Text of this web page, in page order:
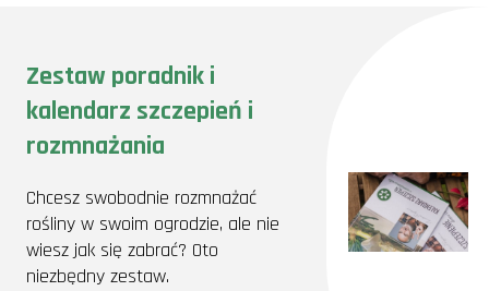
Zestaw poradnik i
kalendarz szczepień i
rozmnażania
Chcesz swobodnie rozmnażać
rośliny w swoim ogrodzie, ale nie
wiesz jak się zabrać? Oto
niezbędny zestaw.